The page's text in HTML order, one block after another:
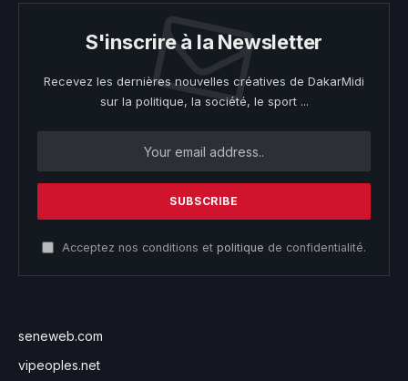
S'inscrire à la Newsletter
Recevez les dernières nouvelles créatives de DakarMidi
sur la politique, la société, le sport ...
Acceptez nos conditions et politique de confidentialité.
seneweb.com
vipeoples.net